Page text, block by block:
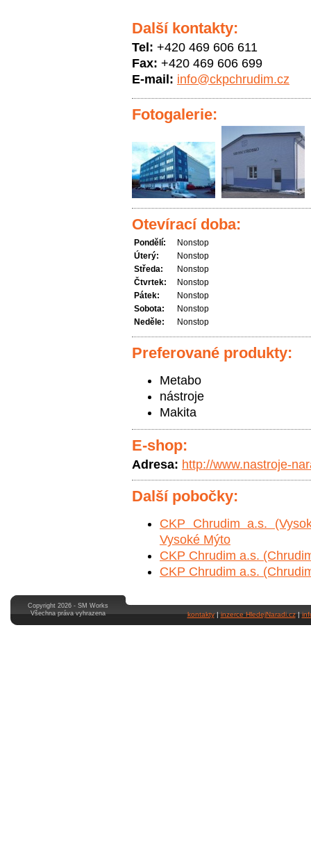
Další kontakty:
Tel: +420 469 606 611
Fax: +420 469 606 699
E-mail: info@ckpchrudim.cz
Fotogalerie:
Otevírací doba:
Pondělí:
Nonstop
Úterý:
Nonstop
Středa:
Nonstop
Čtvrtek:
Nonstop
Pátek:
Nonstop
Sobota:
Nonstop
Neděle:
Nonstop
Preferované produkty:
Metabo
nástroje
Makita
E-shop:
Adresa: http://www.nastroje-
Další pobočky:
CKP Chrudim a.s.
Vysoké Mýto
CKP Chrudim a.s.
CKP Chrudim a.s.
Copyright 2026 - SM Works
Všechna práva vyhrazena
kontakty|inzerce HledejNaradi.cz|